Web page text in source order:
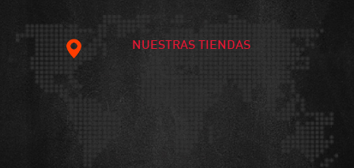
NUESTRAS TIENDAS